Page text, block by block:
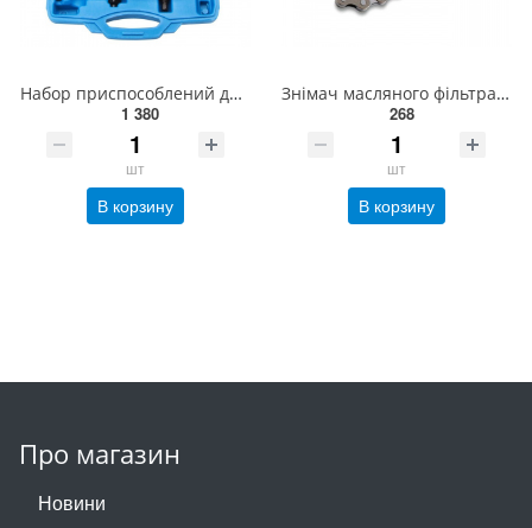
Набор приспособлений для демонтажа водяного насоса 4 предмета (VAG 2.5 TDI) , в кейсе ROCKFORCE RF-4
1 380
шт
В корзину
Знімач масляного фільтра ланцюгової TOPTUL d120 мм JDDA1612
268
шт
В корзину
Про магазин
Новини